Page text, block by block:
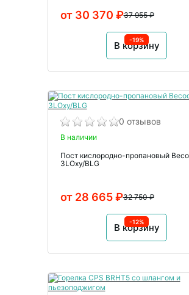
37 955 ₽
от 30 370 ₽
В корзину
-19%
0 отзывов
В наличии
Пост кислородно-пропановый
3LOxy/BLG
32 750 ₽
от 28 665 ₽
В корзину
-12%